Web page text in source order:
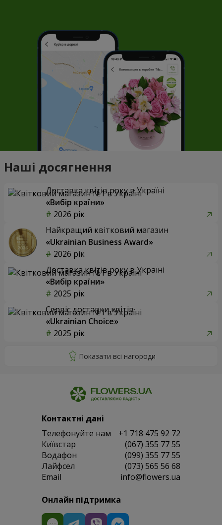
Наші досягнення
Доставка квітів року в Україні
«Вибір країни»
2026 рік
Найкращий квітковий магазин
«Ukrainian Business Award»
2026 рік
Доставка квітів року в Україні
«Вибір країни»
2025 рік
Сервіс доставки квітів
«Ukrainian Choice»
2025 рік
Контактні дані
Телефонуйте нам
+1 718 475 92 72
Київстар
(067) 355 77 55
Водафон
(099) 355 77 55
Лайфсел
(073) 565 56 68
Email
info@flowers.ua
Онлайн підтримка